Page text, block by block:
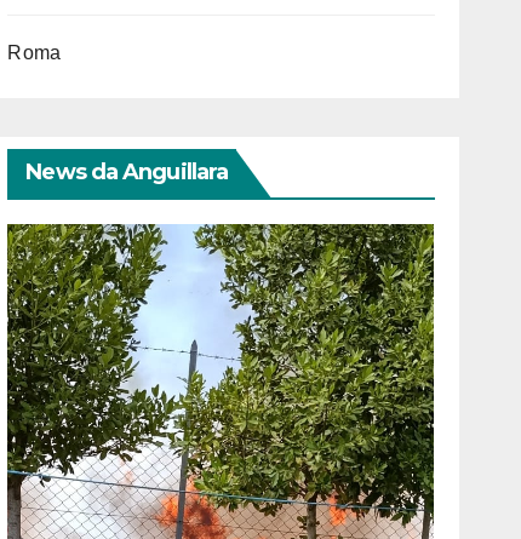
Roma
News da Anguillara